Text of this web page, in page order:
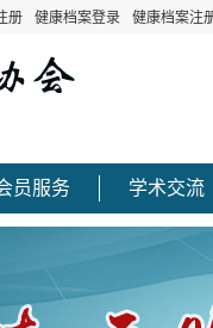
健康档案注
健康档案登录
册
员服务 学术交流